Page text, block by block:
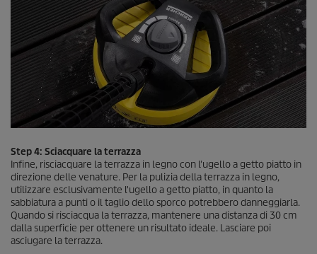
Step 4: Sciacquare la terrazza
Infine, risciacquare la terrazza in legno con l'ugello a getto piatto in
direzione delle venature. Per la pulizia della terrazza in legno,
utilizzare esclusivamente l'ugello a getto piatto, in quanto la
sabbiatura a punti o il taglio dello sporco potrebbero danneggiarla.
Quando si risciacqua la terrazza, mantenere una distanza di 30 cm
dalla superficie per ottenere un risultato ideale. Lasciare poi
asciugare la terrazza.